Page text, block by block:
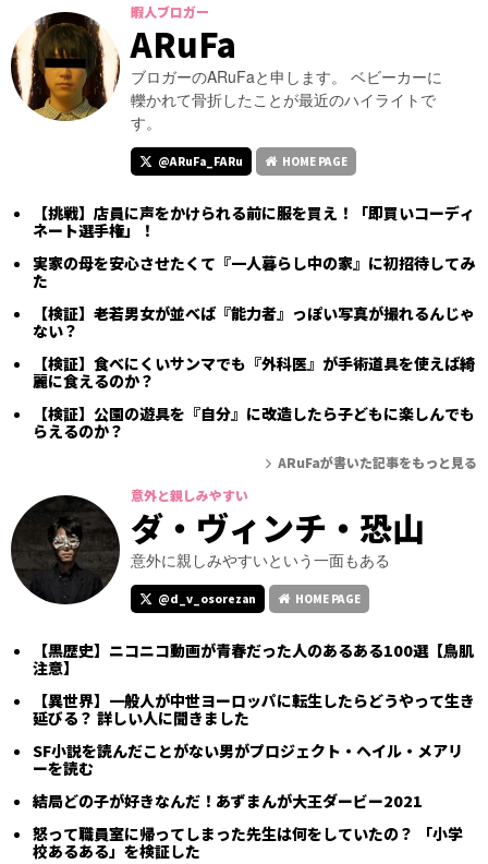
暇人ブロガー
ARuFa
ブロガーのARuFaと申します。 ベビーカーに
轢かれて骨折したことが最近のハイライトで
す。
@ARuFa_FARu HOME PAGE
【挑戦】店員に声をかけられる前に服を買え！「即買いコーディ
ネート選手権」！
実家の母を安心させたくて『一人暮らし中の家』に初招待してみ
た
【検証】老若男女が並べば『能力者』っぽい写真が撮れるんじゃ
ない？
【検証】食べにくいサンマでも『外科医』が手術道具を使えば綺
麗に食えるのか？
【検証】公園の遊具を『自分』に改造したら子どもに楽しんでも
らえるのか？
ARuFaが書いた記事をもっと見る
意外と親しみやすい
ダ・ヴィンチ・恐山
意外に親しみやすいという一面もある
@d_v_osorezan HOME PAGE
【黒歴史】ニコニコ動画が青春だった人のあるある100選【鳥肌
注意】
【異世界】一般人が中世ヨーロッパに転生したらどうやって生き
延びる？ 詳しい人に聞きました
SF小説を読んだことがない男がプロジェクト・ヘイル・メアリ
ーを読む
結局どの子が好きなんだ！あずまんが大王ダービー2021
怒って職員室に帰ってしまった先生は何をしていたの？ 「小学
校あるある」を検証した